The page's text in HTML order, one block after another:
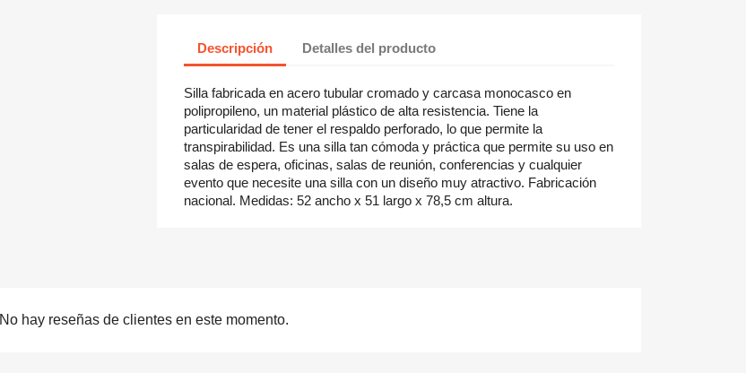
Descripción Detalles del producto
Silla fabricada en acero tubular cromado y carcasa monocasco en
polipropileno, un material plástico de alta resistencia. Tiene la
particularidad de tener el respaldo perforado, lo que permite la
transpirabilidad. Es una silla tan cómoda y práctica que permite su uso en
salas de espera, oficinas, salas de reunión, conferencias y cualquier
evento que necesite una silla con un diseño muy atractivo. Fabricación
nacional. Medidas: 52 ancho x 51 largo x 78,5 cm altura.
No hay reseñas de clientes en este momento.